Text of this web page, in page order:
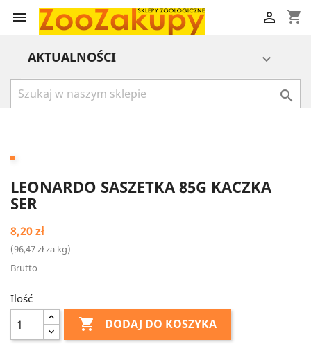
 shopping_cart

AKTUALNOŚCI 

LEONARDO SASZETKA 85G KACZKA
SER
8,20 zł
(96,47 zł za kg)
Brutto
Ilość
 DODAJ DO KOSZYKA